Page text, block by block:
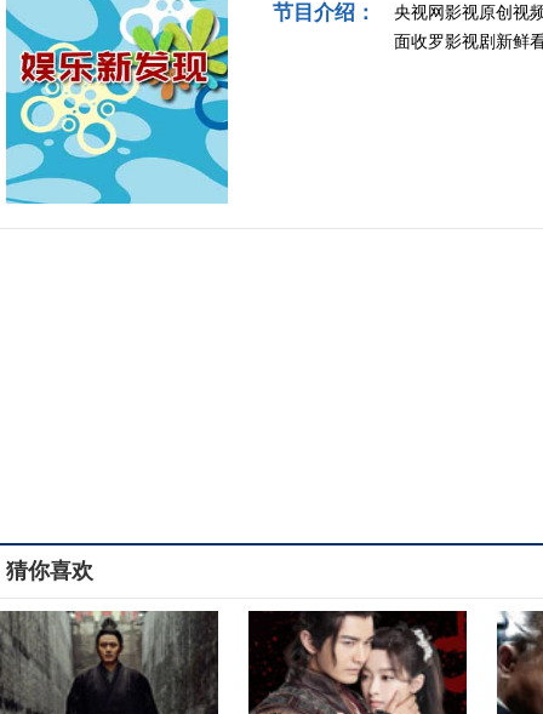
节目介绍：
央视网影视原创视
面收罗影视剧新鲜
猜你喜欢